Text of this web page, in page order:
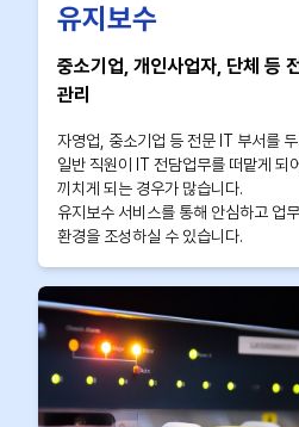
유지보수
중소기업, 개인사업자, 단체 등
관리
자영업, 중소기업 등 전문 IT 부서를
일반 직원이 IT 전담업무를 떠맡게 되
끼치게 되는 경우가 많습니다.
유지보수 서비스를 통해 안심하고 업
환경을 조성하실 수 있습니다.